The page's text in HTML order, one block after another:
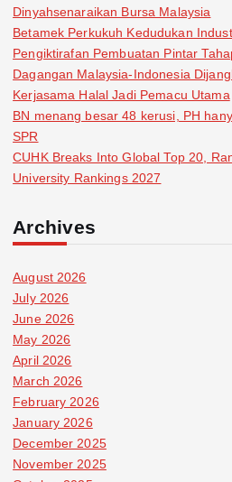
Dinyahsenaraikan Bursa Malaysia
Betamek Perkukuh Kedudukan
Pengiktirafan Pembuatan Pintar
Dagangan Malaysia-Indonesia
Kerjasama Halal Jadi Pemacu Utama
BN menang besar 48 kerusi, PH
SPR
CUHK Breaks Into Global Top 20,
University Rankings 2027
Archives
August 2026
July 2026
June 2026
May 2026
April 2026
March 2026
February 2026
January 2026
December 2025
November 2025